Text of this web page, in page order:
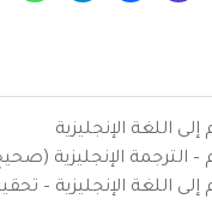
اللغة الإنجليزية
– الترجمة الإنجليزية
إلى اللغة الإنجليزية –